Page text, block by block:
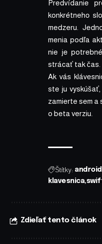
Predvídanie
konkrétneho
medzeru.
menia podľa
nie je
strácať tak čas.
Ak vás
ste ju
zamierte sem a
o beta verziu.
Štítky: android
klavesnica
Zdieľať tento článok